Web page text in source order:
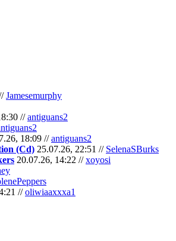
Jamesemurphy
//antiguans2
18:09 //antiguans2
(Cd) 25.07.26, 22:51 // SelenaSBurks
20.07.26, 14:22 //xoyosi
//oliwiaaxxxa1